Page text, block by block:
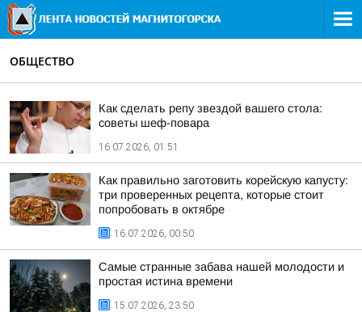
ОБЩЕСТВО
Как сделать репу звездой вашего стола:
советы шеф-повара
16.07.2026, 01:51
Как правильно заготовить корейскую капусту:
три проверенных рецепта, которые стоит
попробовать в октябре
16.07.2026, 00:50
Самые странные забава нашей молодости и
простая истина времени
15.07.2026, 23:50